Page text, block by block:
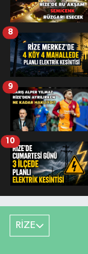
8
9
10
RİZE